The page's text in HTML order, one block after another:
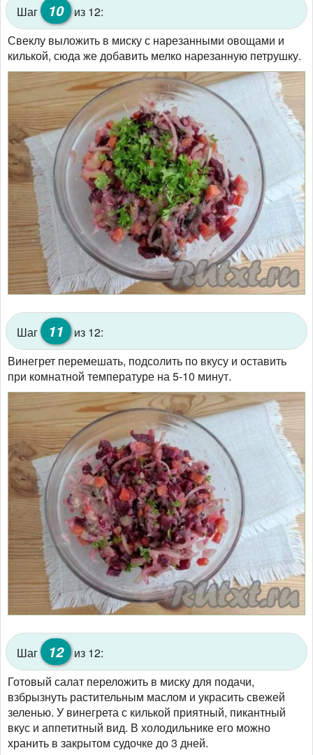
Шаг 10 из 12:
Свеклу выложить в миску с нарезанными овощами и
килькой, сюда же добавить мелко нарезанную петрушку.
Шаг 11 из 12:
Винегрет перемешать, подсолить по вкусу и оставить
при комнатной температуре на 5-10 минут.
Шаг 12 из 12:
Готовый салат переложить в миску для подачи,
взбрызнуть растительным маслом и украсить свежей
зеленью. У винегрета с килькой приятный, пикантный
вкус и аппетитный вид. В холодильнике его можно
хранить в закрытом судочке до 3 дней.